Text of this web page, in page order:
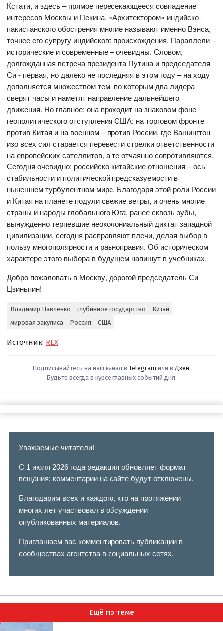
Кстати, и здесь – прямое пересекающееся совпадение
интересов Москвы и Пекина. «Архитектором» индийско-
пакистанского обострения многие называют именно Вэнса,
точнее его супругу индийского происхождения. Параллели –
исторические и современные – очевидны. Словом,
долгожданная встреча президента Путина и председателя
Си - первая, но далеко не последняя в этом году – на ходу
дополняется множеством тем, по которым два лидера
сверят часы и наметят направление дальнейшего
движения. Но главное: она проходит на знаковом фоне
геополитического отступления США: на торговом фронте
против Китая и на военном – против России, где Вашингтон
изо всех сил старается перевести стрелки ответственности
на европейских сателлитов, а те отчаянно сопротивляются.
Сегодня очевидно: российско-китайские отношения – ось
стабильности и политической предсказуемости в
нынешнем турбулентном мире. Благодаря этой роли России
и Китая на планете подули свежие ветры, и очень многие
страны и народы глобального Юга, ранее сквозь зубы,
вынужденно терпевшие неоколониальный диктат западной
цивилизации, сегодня расправляют плечи, делая выбор в
пользу многополярности и равноправия. Об историческом
характере этого выбора в будущем напишут в учебниках.
Добро пожаловать в Москву, дорогой председатель Си
Цзиньпин!
Владимир Павленко глубинное государство
Китай
мировая закулиса
Россия США
Источник: REX
Подписывайтесь на наш канал в Telegram или в Дзен.
Будьте всегда в курсе главных событий дня.
Уважаемые читатели!
С 1 июля 2026 года редакция обновляет формат
вещания: комментарии на сайте будут отключены.
Благодарим всех и каждого, кто на протяжении
многих лет участвовал в обсуждении
опубликованных материалов.
Приглашаем вас комментировать публикации в
сообществах агентства в социальных сетях.
Ещё по теме